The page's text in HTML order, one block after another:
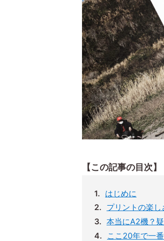
【この記事の目次】
はじめに
プリントの楽し
本当にA2機？
ここ20年で一